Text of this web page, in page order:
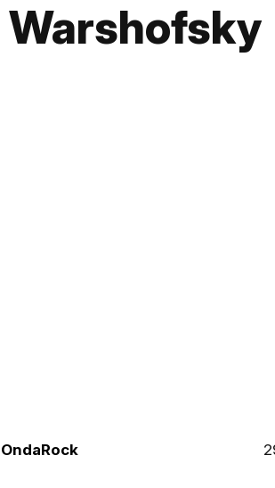
Warshofsky